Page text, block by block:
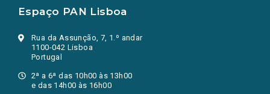
Espaço PAN Lisboa
Rua da Assunção, 7, 1.º andar
1100-042 Lisboa
Portugal
2ª a 6ª das 10h00 às 13h00
e das 14h00 às 16h00